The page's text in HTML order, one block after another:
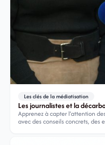
Les clés de la médiatisation
Les journalistes et la
Apprenez à capter l’attention
avec des conseils concrets, des